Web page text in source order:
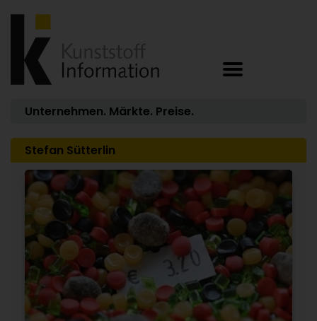
Unternehmen. Märkte. Preise.
Stefan Sütterlin